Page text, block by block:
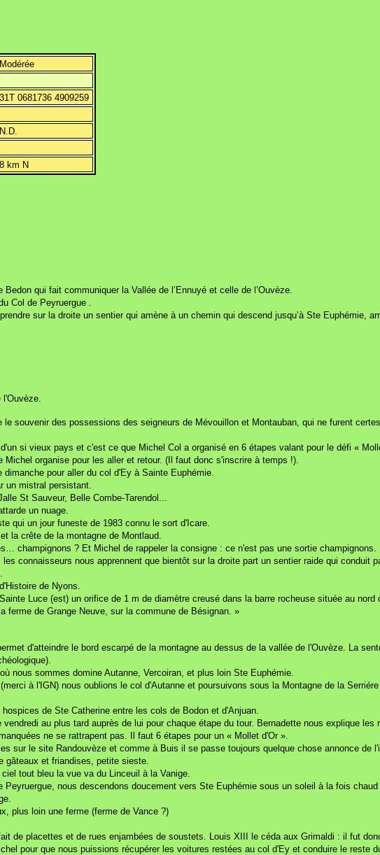
Modérée
31T 0681736 4909259
N.D.
8 km N
qui fait communiquer la Vallée de l’Ennuyé et celle de l’Ouvèze.
Col de Peyruergue .
sur la droite un sentier qui amène à un chemin qui descend jusqu’à Ste Euphémie,
le souvenir des possessions des seigneurs de Mévouillon et Montauban, qui ne furent
si vieux pays et c'est ce que Michel Col a organisé en 6 étapes valant pour le défi «
organise pour les aller et retour. (Il faut donc s'inscrire à temps !).
pour aller du col d'Ey à Sainte Euphémie.
un mistral persistant.
St Sauveur, Belle Combe-Tarendol...
un nuage.
qui un jour funeste de 1983 connu le sort d'Icare.
la crête de la montagne de Montlaud.
champignons ? Et Michel de rappeler la consigne : ce n'est pas une sortie champignons.
connaisseurs nous apprennent que bientôt sur la droite part un sentier raide qui
de Nyons.
Luce (est) un orifice de 1 m de diamètre creusé dans la barre rocheuse située au
ferme de Grange Neuve, sur la commune de Bésignan. »
d'atteindre le bord escarpé de la montagne au dessus de la vallée de l'Ouvèze. La
nous sommes domine Autanne, Vercoiran, et plus loin Ste Euphémie.
à l'IGN) nous oublions le col d'Autanne et poursuivons sous la Montagne de la
de Ste Catherine entre les cols de Bodon et d'Anjuan.
au plus tard auprès de lui pour chaque étape du tour. Bernadette nous explique
ne se rattrapent pas. Il faut 6 étapes pour un « Mollet d'Or ».
sur le site Randouvèze et comme à Buis il se passe toujours quelque chose annonce de
gâteaux et friandises, petite sieste.
tout bleu la vue va du Linceuil à la Vanige.
nous descendons doucement vers Ste Euphémie sous un soleil à la fois chaud
plus loin une ferme (ferme de Vance ?)
de placettes et de rues enjambées de soustets. Louis XIII le céda aux Grimaldi : il fut
pour que nous puissions récupérer les voitures restées au col d'Ey et conduire le reste